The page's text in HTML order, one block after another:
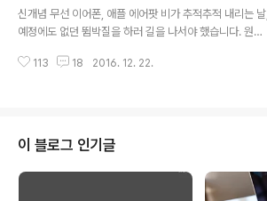
해본 원모어 E1008 모델이 어떤 느낌을 전했는지 그 후기
를 지금부터 전해드리도록 하겠습니다. 원모어(1More) E
미가 생기긴 했지만, 큰 기대는 하지 않았습니다. 지금까지
신개념 무선 이어폰, 애플 에어팟 비가 추적추적 내리는 날,
예정에도 없던 뜀박질을 하러 길을 나서야 했습니다. 원래
le AirPods)‘ 덕분에 말이죠. 계속해서 출시가 연기되며
잭을 지우면서, 이를 선택해 쓰고 있는 분들이라면 더더욱
말이죠. 저 역시 그 가운데 한명으로, 평소 블루투스 기반의
헤드셋을 즐겨 쓰던 입장에서 이 녀석이 어떤 경험을 제공
할지에 대한 호기심이 상당했는데요. 금전적 부담이 적지
113 18 2016. 12. 22.
이 블로그 인기글